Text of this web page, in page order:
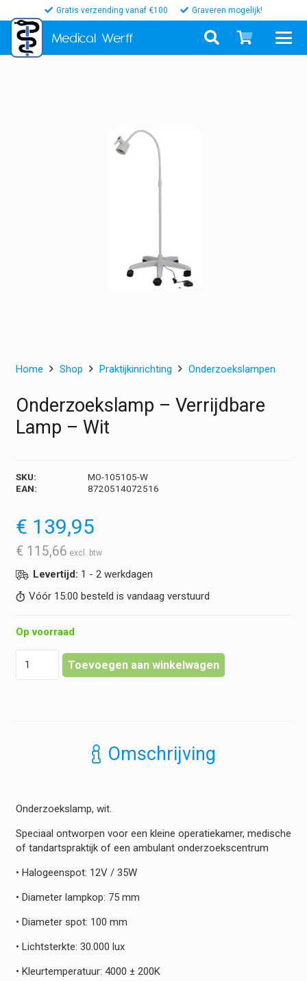
Gratis verzending vanaf €100 Graveren mogelijk!
Medical Werff
Home Shop Praktijkinrichting Onderzoekslampen
Onderzoekslamp – Verrijdbare
Lamp – Wit
SKU:
MO-105105-W
EAN:
8720514072516
€ 139,95
€ 115,66
Levertijd: 1 - 2 werkdagen
Vóór 15:00 besteld is vandaag verstuurd
Op voorraad
Onderzoekslamp
Toevoegen aan winkelwagen
Omschrijving
Onderzoekslamp, wit.
Speciaal ontworpen voor een kleine operatiekamer, medische
of tandartspraktijk of een ambulant onderzoekscentrum
• Halogeenspot: 12V / 35W
• Diameter lampkop: 75 mm
• Diameter spot: 100 mm
• Lichtsterkte: 30.000 lux
• Kleurtemperatuur: 4000 ± 200K